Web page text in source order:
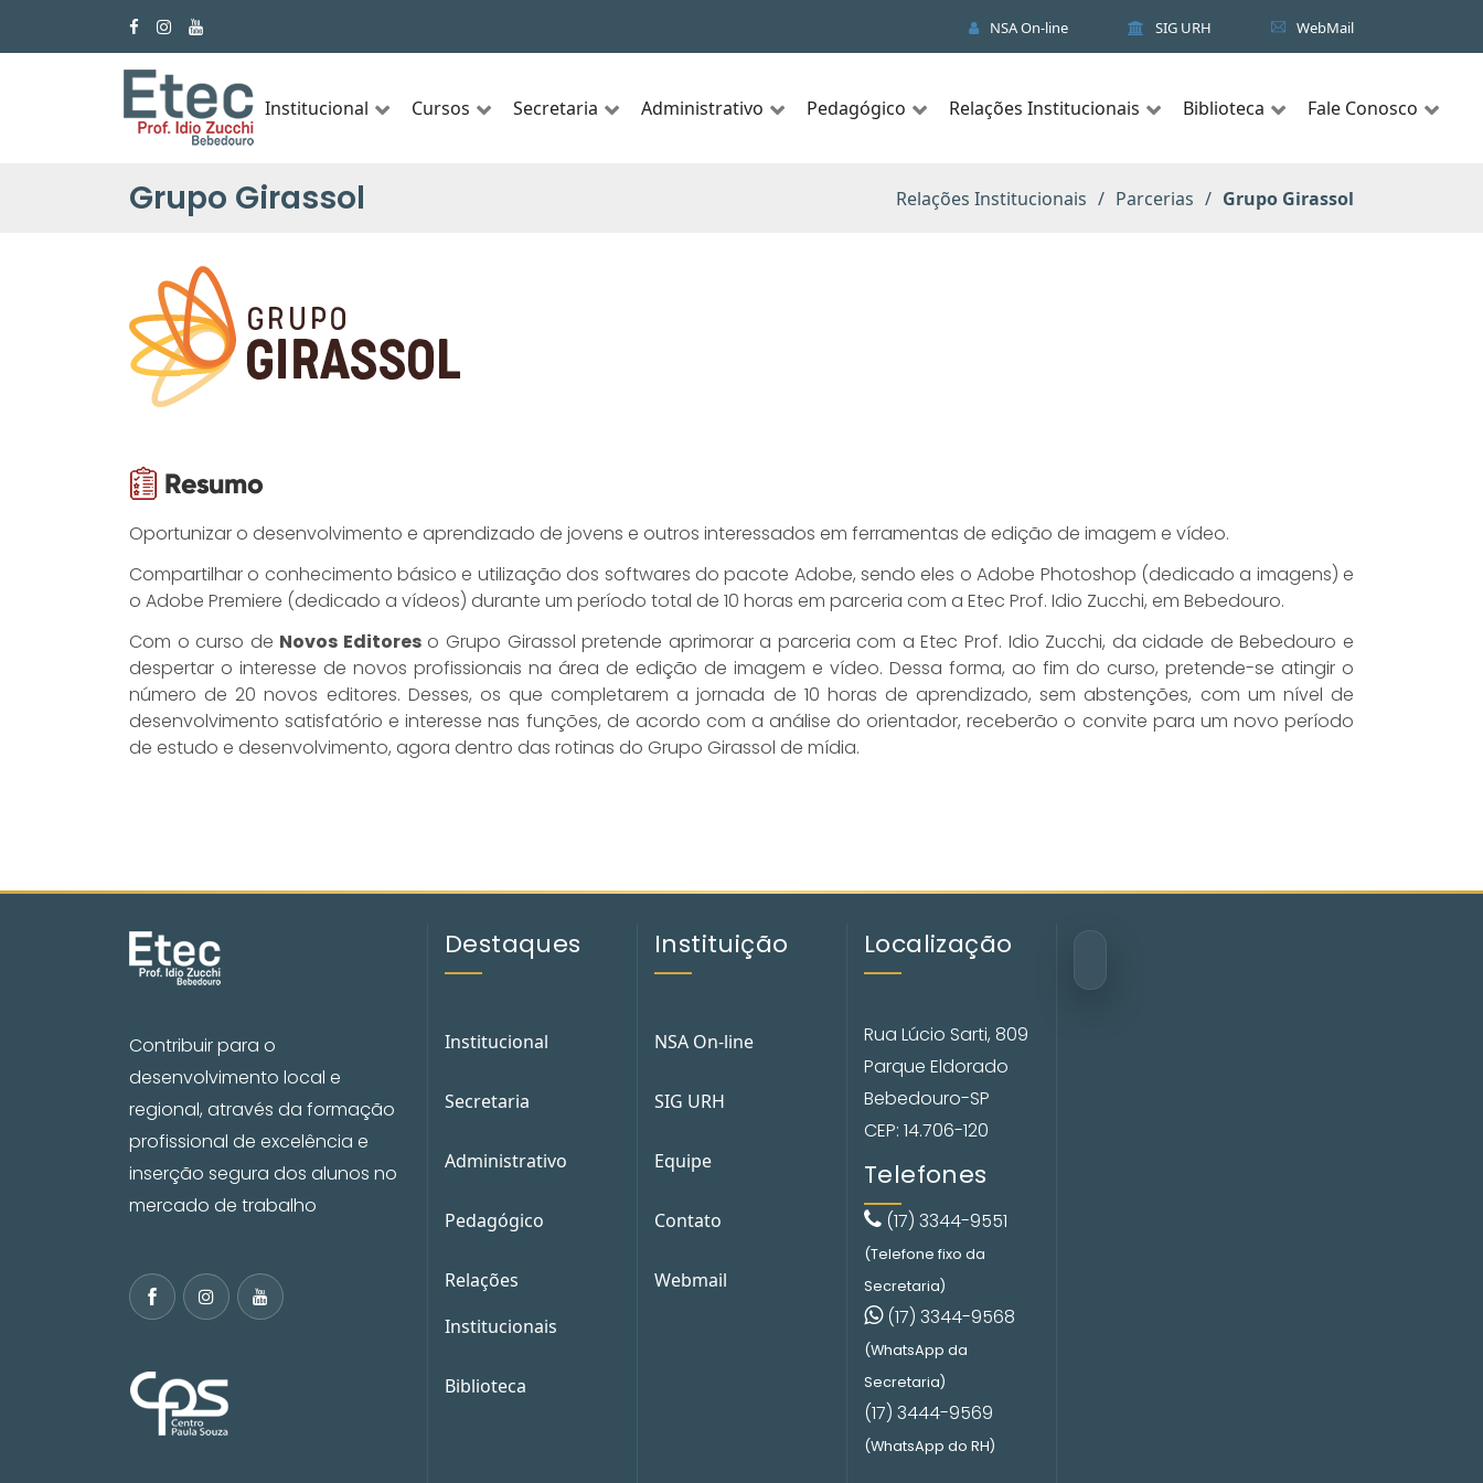
NSA On-line SIG URH WebMail
Institucional Cursos Secretaria Administrativo Pedagógico Relações Institucionais Biblioteca Fale Conosco
Grupo Girassol Relações Institucionais Parcerias Grupo Girassol
Oportunizar o desenvolvimento e aprendizado de jovens e outros interessados em ferramentas de edição de imagem e vídeo.
Compartilhar o conhecimento básico e utilização dos softwares do pacote Adobe, sendo eles o Adobe Photoshop (dedicado a imagens) e
o Adobe Premiere (dedicado a vídeos) durante um período total de 10 horas em parceria com a Etec Prof. Idio Zucchi, em Bebedouro.
Com o curso de Novos Editoreso Grupo Girassol pretende aprimorar a parceria com a Etec Prof. Idio Zucchi, da cidade de Bebedouro e
despertar o interesse de novos profissionais na área de edição de imagem e vídeo. Dessa forma, ao fim do curso, pretende-se atingir o
número de 20 novos editores. Desses, os que completarem a jornada de 10 horas de aprendizado, sem abstenções, com um nível de
desenvolvimento satisfatório e interesse nas funções, de acordo com a análise do orientador, receberão o convite para um novo período
de estudo e desenvolvimento, agora dentro das rotinas do Grupo Girassol de mídia.
Contribuir para o
desenvolvimento local e
regional, através da formação
profissional de excelência e
inserção segura dos alunos no
mercado de trabalho
Destaques
Institucional
Secretaria
Administrativo
Pedagógico
Relações
Institucionais
Biblioteca
Instituição
NSA On-line
SIG URH
Equipe
Contato
Webmail
Localização
Rua Lúcio Sarti, 809
Parque Eldorado
Bebedouro-SP
CEP: 14.706-120
Telefones
(17) 3344-9551
(Telefone fixo da
Secretaria)
(17) 3344-9568
(WhatsApp da
Secretaria)
(17) 3444-9569
(WhatsApp do RH)